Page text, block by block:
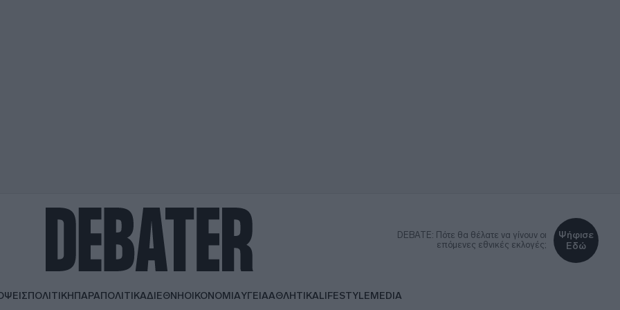
DEBATE: Πότε θα θέλατε να γίνουν οι
επόμενες εθνικές εκλογές;
Ψήφισε
Εδώ
ΠΟΛΙΤΙΚΗΠΑΡΑΠΟΛΙΤΙΚΑΔΙΕΘΝΗΟΙΚΟΝΟΜΙΑΥΓΕΙΑΑΘΛΗΤΙΚΑLIFESTYLEMEDIA